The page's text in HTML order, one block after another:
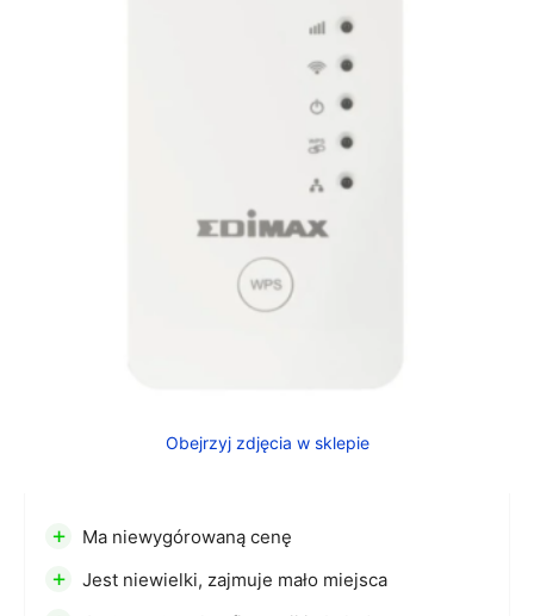
Obejrzyj zdjęcia w sklepie
+ Ma niewygórowaną cenę
+ Jest niewielki, zajmuje mało miejsca